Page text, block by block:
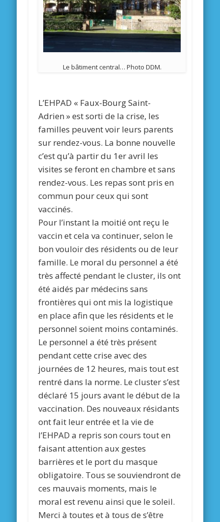
Le bâtiment central… Photo DDM.
L’EHPAD « Faux-Bourg Saint-
Adrien » est sorti de la crise, les
familles peuvent voir leurs parents
sur rendez-vous. La bonne nouvelle
c’est qu’à partir du 1er avril les
visites se feront en chambre et sans
rendez-vous. Les repas sont pris en
commun pour ceux qui sont
vaccinés.
Pour l’instant la moitié ont reçu le
vaccin et cela va continuer, selon le
bon vouloir des résidents ou de leur
famille. Le moral du personnel a été
très affecté pendant le cluster, ils ont
été aidés par médecins sans
frontières qui ont mis la logistique
en place afin que les résidents et le
personnel soient moins contaminés.
Le personnel a été très présent
pendant cette crise avec des
journées de 12 heures, mais tout est
rentré dans la norme. Le cluster s’est
déclaré 15 jours avant le début de la
vaccination. Des nouveaux résidants
ont fait leur entrée et la vie de
l’EHPAD a repris son cours tout en
faisant attention aux gestes
barrières et le port du masque
obligatoire. Tous se souviendront de
ces mauvais moments, mais le
moral est revenu ainsi que le soleil.
Merci à toutes et à tous de s’être